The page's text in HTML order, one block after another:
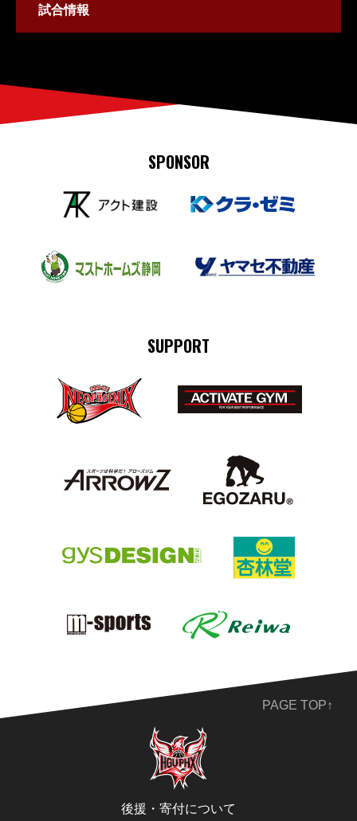
試合情報
SPONSOR
SUPPORT
後援・寄付について
PAGE TOP↑